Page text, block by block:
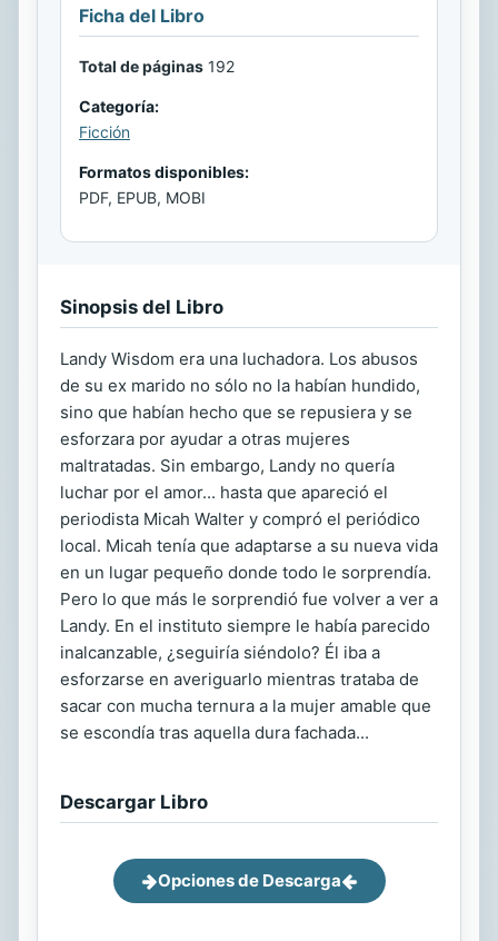
Ficha del Libro
Total de páginas 192
Categoría:
Ficción
Formatos disponibles:
PDF, EPUB, MOBI
Sinopsis del Libro
Landy Wisdom era una luchadora. Los abusos
de su ex marido no sólo no la habían hundido,
sino que habían hecho que se repusiera y se
esforzara por ayudar a otras mujeres
maltratadas. Sin embargo, Landy no quería
luchar por el amor... hasta que apareció el
periodista Micah Walter y compró el periódico
local. Micah tenía que adaptarse a su nueva vida
en un lugar pequeño donde todo le sorprendía.
Pero lo que más le sorprendió fue volver a ver a
Landy. En el instituto siempre le había parecido
inalcanzable, ¿seguiría siéndolo? Él iba a
esforzarse en averiguarlo mientras trataba de
sacar con mucha ternura a la mujer amable que
se escondía tras aquella dura fachada...
Descargar Libro
Opciones de Descarga